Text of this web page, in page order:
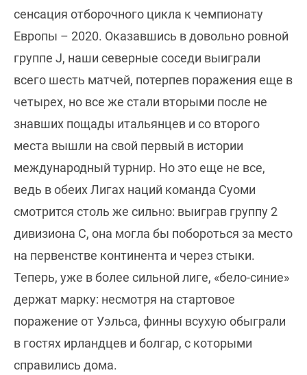
сенсация отборочного цикла к чемпионату
Европы – 2020. Оказавшись в довольно ровной
группе J, наши северные соседи выиграли
всего шесть матчей, потерпев поражения еще в
четырех, но все же стали вторыми после не
знавших пощады итальянцев и со второго
места вышли на свой первый в истории
международный турнир. Но это еще не все,
ведь в обеих Лигах наций команда Суоми
смотрится столь же сильно: выиграв группу 2
дивизиона С, она могла бы побороться за место
на первенстве континента и через стыки.
Теперь, уже в более сильной лиге, «бело-синие»
держат марку: несмотря на стартовое
поражение от Уэльса, финны всухую обыграли
в гостях ирландцев и болгар, с которыми
справились дома.